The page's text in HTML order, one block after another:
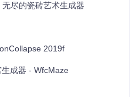
尽的瓷砖艺术生成器
2019f
成器 - WfcMaze